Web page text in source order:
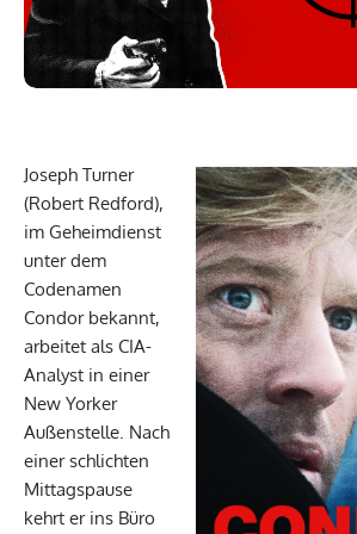
Joseph Turner
(Robert Redford),
im Geheimdienst
unter dem
Codenamen
Condor bekannt,
arbeitet als CIA-
Analyst in einer
New Yorker
Außenstelle. Nach
einer schlichten
Mittagspause
kehrt er ins Büro